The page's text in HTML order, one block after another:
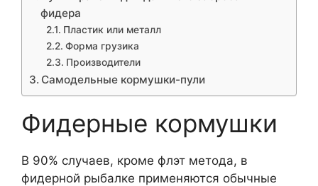
фидера
Пластик или металл
Форма грузика
Производители
Самодельные кормушки-пули
Фидерные кормушки
В 90% случаев, кроме флэт метода, в
фидерной рыбалке применяются обычные